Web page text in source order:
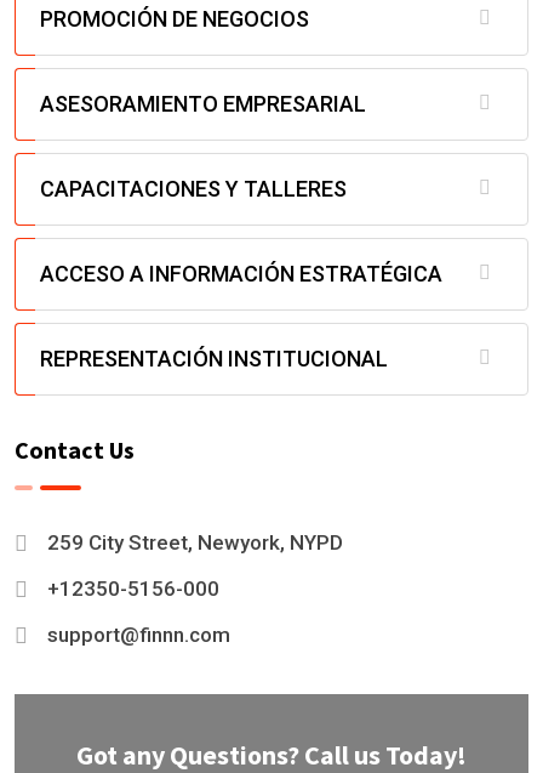
PROMOCIÓN DE NEGOCIOS
ASESORAMIENTO EMPRESARIAL
CAPACITACIONES Y TALLERES
ACCESO A INFORMACIÓN ESTRATÉGICA
REPRESENTACIÓN INSTITUCIONAL
Contact Us
259 City Street, Newyork, NYPD
+12350-5156-000
support@finnn.com
Got any Questions? Call us Today!